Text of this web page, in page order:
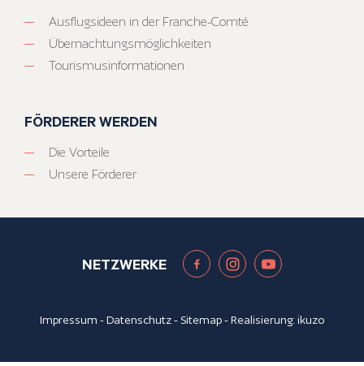
Ausflugsideen in der Franche-Comté
Übernachtungsmöglichkeiten
Tourismusinformationen
FÖRDERER WERDEN
Die Vorteile
Unsere Förderer
NETZWERKE
Impressum -Datenschutz- Sitemap- Realisierung:ikuzo